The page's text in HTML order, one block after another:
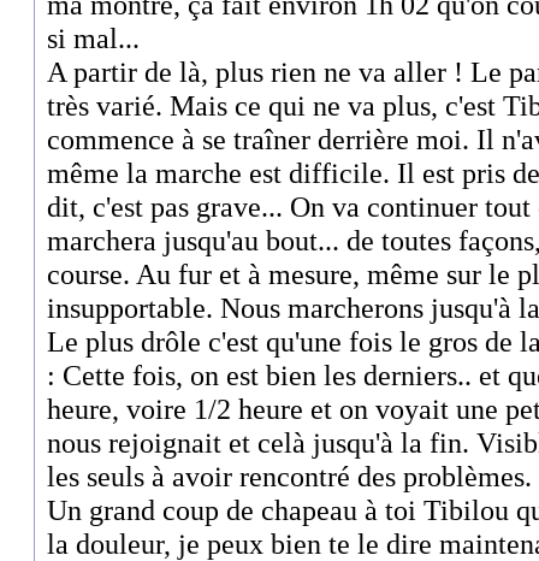
si mal...
A partir de là, plus rien ne va aller ! Le
très varié. Mais ce qui ne va plus, c'est
commence à se traîner derrière moi. Il
même la marche est difficile. Il est pris
dit, c'est pas grave... On va continuer
marchera jusqu'au bout... de toutes
course. Au fur et à mesure, même sur le
insupportable. Nous marcherons jusqu'à
Le plus drôle c'est qu'une fois le gros de
: Cette fois, on est bien les derniers.. et
heure, voire 1/2 heure et on voyait une
nous rejoignait et celà jusqu'à la fin.
les seuls à avoir rencontré des problèmes.
Un grand coup de chapeau à toi Tibilou
la douleur, je peux bien te le dire